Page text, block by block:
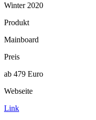
Winter 2020
Produkt
Mainboard
Preis
ab 479 Euro
Webseite
Link